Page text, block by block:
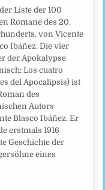
Liste der 100
Romane des 20.
von Vicente
Ibáñez. Die vier
der Apokalypse
Los cuatro
del Apocalipsis) ist
des
Autors
Blasco Ibáñez. Er
erstmals 1916
Geschichte der
eines